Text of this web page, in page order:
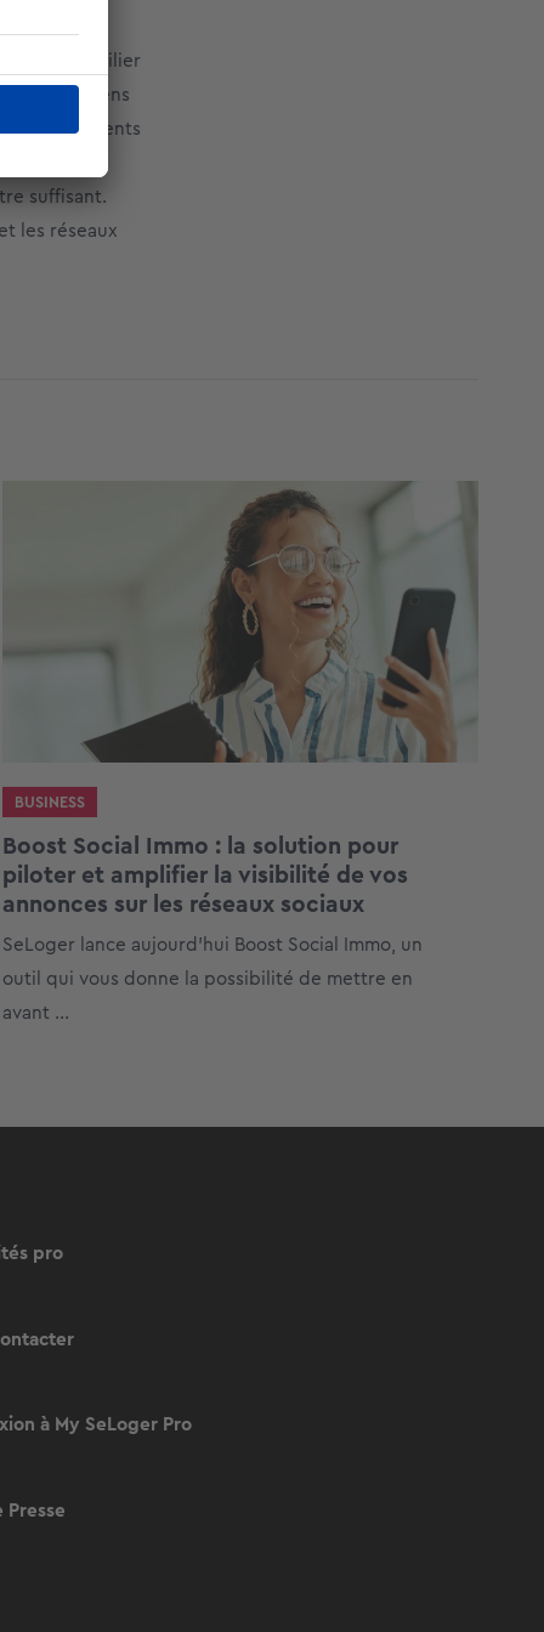
réel les
immobilier
dans un sens
vos différents
suffisant.
les réseaux
BUSINESS
Boost Social Immo : la solution pour
piloter et amplifier la visibilité de vos
annonces sur les réseaux sociaux
SeLoger lance aujourd’hui Boost Social Immo, un
outil qui vous donne la possibilité de mettre en
avant ...
pro
à My SeLoger Pro
Presse